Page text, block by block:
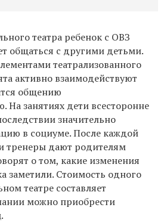
театра ребенок с ОВЗ
общаться с другими детьми.
театрализованного
активно взаимодействуют
общению
На занятиях дети всесторонне
значительно
в социуме. После каждой
тренеры дают родителям
о том, какие изменения
заметили. Стоимость одного
театре составляет
можно приобрести